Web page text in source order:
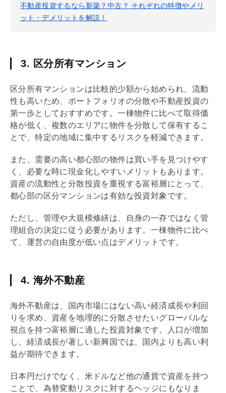
不動産投資するなら新築？中古？ それぞれの特徴やメリ
ット・デメリットを解説！
3. 区分所有マンション
区分所有マンションは比較的少額から始められ、流動
性も高いため、ポートフォリオの分散や不動産投資の
第一歩としておすすめです。一棟物件に比べて取得価
格が低く、複数のエリアに物件を分散して保有するこ
とで、特定の地域に集中するリスクを軽減できます。
また、需要の高い都心部の物件は買い手を見つけやす
く、必要な時に現金化しやすいメリットもあります。
資産の流動性と分散投資を重視する富裕層にとって、
都心部の区分マンションは有効な投資対象です。
ただし、管理や大規模修繕は、自身の一存ではなく管
理組合の決定に従う必要があります。一棟物件に比べ
て、運営の自由度が低い点はデメリットです。
4. 海外不動産
海外不動産は、国内市場にはない高い経済成長や利回
り を求め、資産を地理的に分散させたいグローバルな
視点を持つ富裕層に適した投資対象です。人口が増加
し、経済成長が著しい新興国では、国内よりも高い利
益が期待できます。
日本円だけでなく、米ドルなど他の通貨で資産を持つ
ことで、為替変動リスクに対するヘッジにもなりま